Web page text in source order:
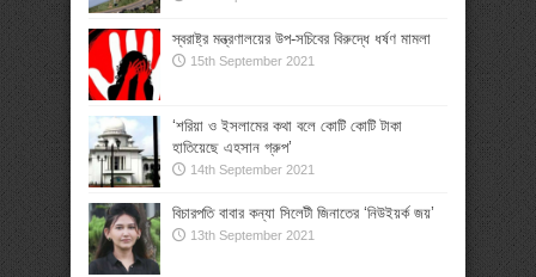
স্বরাষ্ট্র মন্ত্রণালয়ের উপ-সচিবের বিরুদ্ধে ধর্ষণ মামলা
15th September 2021
‘শরিয়া ও ইসলামের কথা বলে কোটি কোটি টাকা
হাতিয়েছে এহসান গ্রুপ’
14th September 2021
বিচারপতি বাবার কন্যা সিলেটী জিনাতের ‘নিউইয়র্ক জয়’
13th September 2021